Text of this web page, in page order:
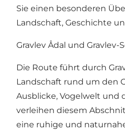
Sie einen besonderen
Landschaft, Geschichte
Gravlev Ådal und Gravlev-
Die Route führt durch
Landschaft rund um den
Ausblicke, Vogelwelt und
verleihen diesem
eine ruhige und